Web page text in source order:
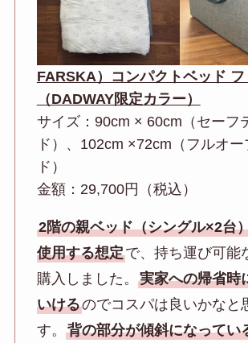
FARSKA）コンパクトベッド フ
（DADWAY限定カラー）
サイズ：90cm × 60cm（セーフ
ド）、102cm ×72cm（フルオ
ド）
金額：29,700円（税込）
2階の親ベッド（シングル×2台
使用する想定で、持ち運び可能
購入しました。 実家への帰省時
いけるのでコスパは良いかなと
す。 背の部分が傾斜になってい